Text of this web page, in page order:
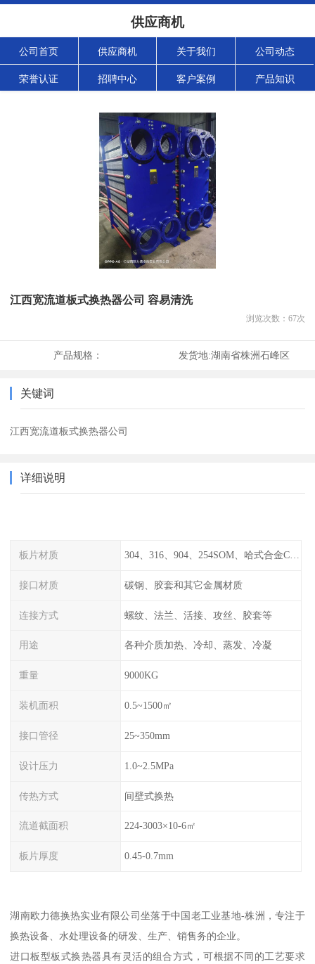
供应商机
公司首页 供应商机 关于我们 公司动态
荣誉认证 招聘中心 客户案例 产品知识
江西宽流道板式换热器公司 容易清洗
浏览次数： 67次
产品规格： 发货地:湖南省株洲石峰区
关键词
江西宽流道板式换热器公司
详细说明
板片材质 304、316、904、254SOM、哈式合金C-276、TA1等
接口材质 碳钢、胶套和其它金属材质
连接方式 螺纹、法兰、活接、攻丝、胶套等
用途 各种介质加热、冷却、蒸发、冷凝
重量 9000KG
装机面积 0.5~1500㎡
接口管径 25~350mm
设计压力 1.0~2.5MPa
传热方式 间壁式换热
流道截面积 224-3003×10-6㎡
板片厚度 0.45-0.7mm
湖南欧力德换热实业有限公司坐落于中国老工业基地-株洲，专注于
换热设备、水处理设备的研发、生产、销售务的企业。
进口板型板式换热器具有灵活的组合方式，可根据不同的工艺要求